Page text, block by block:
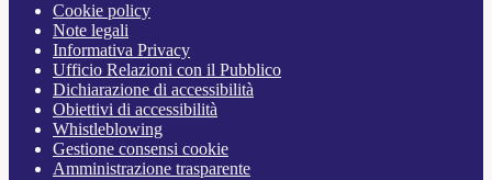
Cookie policy
Note legali
Informativa Privacy
Ufficio Relazioni con il Pubblico
Dichiarazione di accessibilità
Obiettivi di accessibilità
Whistleblowing
Gestione consensi cookie
Amministrazione trasparente